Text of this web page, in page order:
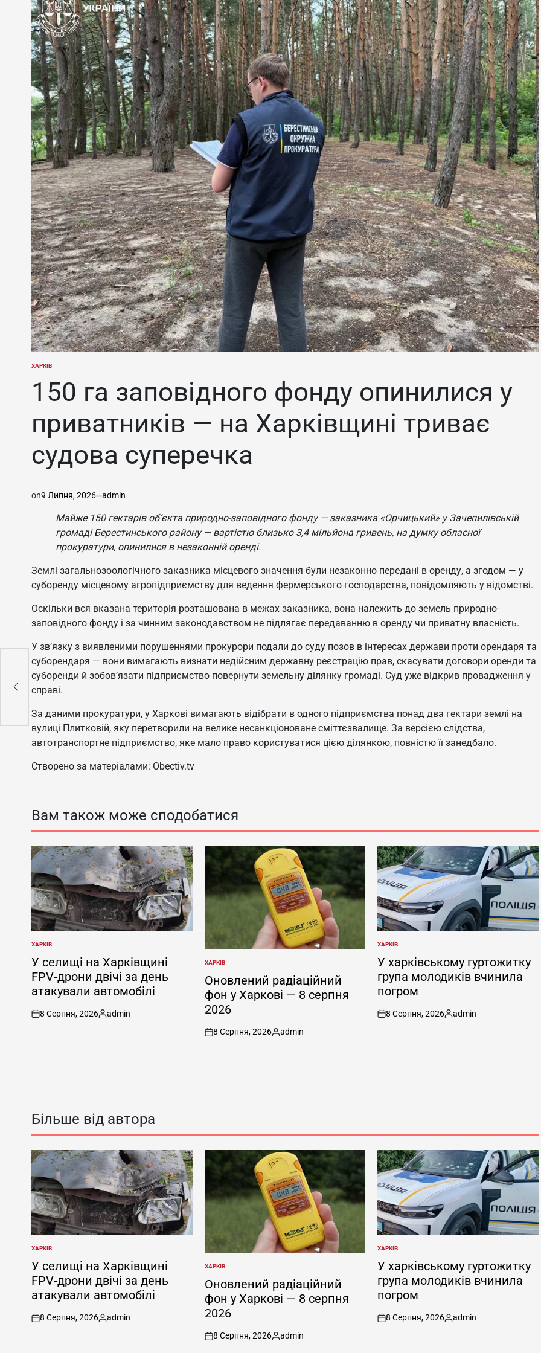
ОПУБЛІКУВАТИ
ХАРКІВ
150 га заповідного фонду опинилися у
приватників — на Харківщині триває
судова суперечка
on9 Липня, 2026 admin
Майже 150 гектарів об’єкта природно-заповідного фонду — заказника «Орчицький» у Зачепилівській
громаді Берестинського району — вартістю близько 3,4 мільйона гривень, на думку обласної
прокуратури, опинилися в незаконній оренді.
Землі загальнозоологічного заказника місцевого значення були незаконно передані в оренду, а згодом — у
суборенду місцевому агропідприємству для ведення фермерського господарства, повідомляють у відомстві.
Оскільки вся вказана територія розташована в межах заказника, вона належить до земель природно-
заповідного фонду і за чинним законодавством не підлягає передаванню в оренду чи приватну власність.
У зв’язку з виявленими порушеннями прокурори подали до суду позов в інтересах держави проти орендаря та
суборендаря — вони вимагають визнати недійсним державну реєстрацію прав, скасувати договори оренди та
суборенди й зобов’язати підприємство повернути земельну ділянку громаді. Суд уже відкрив провадження у
справі.
За даними прокуратури, у Харкові вимагають відібрати в одного підприємства понад два гектари землі на
вулиці Плитковій, яку перетворили на велике несанкціоноване сміттєзвалище. За версією слідства,
автотранспортне підприємство, яке мало право користуватися цією ділянкою, повністю її занедбало.
Створено за матеріалами: Obectiv.tv
Вам також може сподобатися
ОПУБЛІКУВАТИ
У
ХАРКІВ
У селищі на Харківщині
FPV-дрони двічі за день
атакували автомобілі
on
8 Серпня, 2026
Опубліковано
admin
ОПУБЛІКУВАТИ
У
ХАРКІВ
Оновлений радіаційний
фон у Харкові — 8 серпня
2026
on
8 Серпня, 2026
Опубліковано
admin
ОПУБЛІКУВАТИ
У
ХАРКІВ
У харківському гуртожитку
група молодиків вчинила
погром
on
8 Серпня, 2026
Опубліковано
admin
Більше від автора
ОПУБЛІКУВАТИ
У
ХАРКІВ
У селищі на Харківщині
FPV-дрони двічі за день
атакували автомобілі
on
8 Серпня, 2026
Опубліковано
admin
ОПУБЛІКУВАТИ
У
ХАРКІВ
Оновлений радіаційний
фон у Харкові — 8 серпня
2026
on
8 Серпня, 2026
Опубліковано
admin
ОПУБЛІКУВАТИ
У
ХАРКІВ
У харківському гуртожитку
група молодиків вчинила
погром
on
8 Серпня, 2026
Опубліковано
admin